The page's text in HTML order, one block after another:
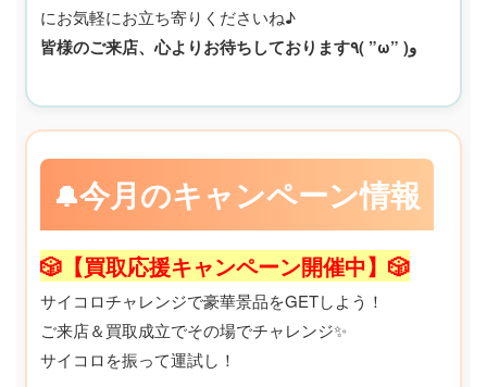
にお気軽にお立ち寄りくださいね♪
皆様のご来店、心よりお待ちしております٩( ”ω” )و
🔔今月のキャンペーン情報
🎲【買取応援キャンペーン開催中】🎲
サイコロチャレンジで豪華景品をGETしよう！
ご来店＆買取成立でその場でチャレンジ✨
サイコロを振って運試し！